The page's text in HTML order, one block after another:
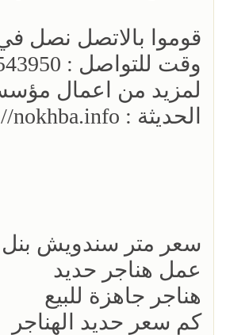
قوموا بالاتصل نصل
وقت للتواصل : 0501543950
لمزيد من اعمال
الحديثة : http://nokhba.info/
سعر متر سندويش بنل
عمل هناجر حديد
هناجر جاهزة للبيع
كم سعر حديد الهناجر